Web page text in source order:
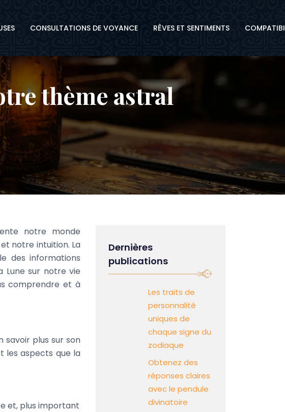
CONSULTATIONS DE VOYANCE RÊVES ET SENTIMENTS
thème astral
notre monde
notre intuition. La
des informations
Lune sur notre vie
comprendre et à
savoir plus sur son
les aspects que la
et, plus important
Dernières
publications
Les traits de
personnalité
uniques de
chaque signe du
zodiaque
Obtenez des
réponses claires
avec le pendule
divinatoire